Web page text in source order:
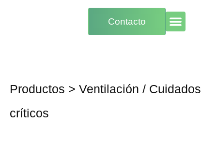
Contacto
Productos > Ventilación / Cuidados
críticos